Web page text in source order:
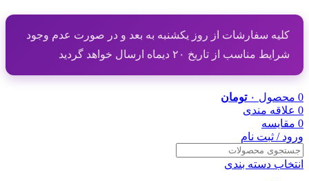
کلیه سفارشات از روز یکشنبه به بعد و در صورت عدم وجود
شرایط مناسب از تاریخ ۲۰ دیماه ارسال خواهد گردید
0 محصول ۰ تومان
0 علاقه مندی
0 مقایسه
ورود / ثبت نام
انتخاب دسته بندی